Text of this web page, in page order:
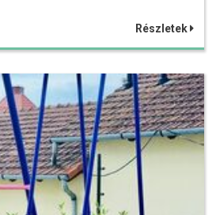
Részletek